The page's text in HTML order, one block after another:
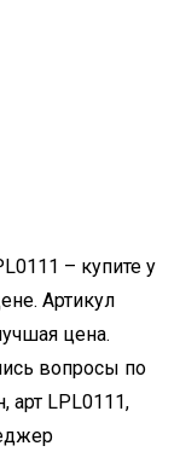
– купите у
Артикул
цена.
вопросы по
LPL0111,